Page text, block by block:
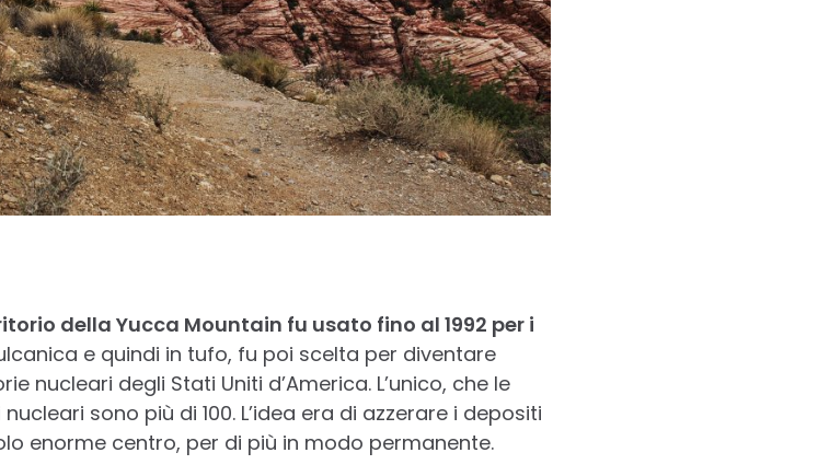
della Yucca Mountain fu usato fino al 1992 per i
e quindi in tufo, fu poi scelta per diventare
nucleari degli Stati Uniti d’America. L’unico, che le
sono più di 100. L’idea era di azzerare i depositi
enorme centro, per di più in modo permanente.